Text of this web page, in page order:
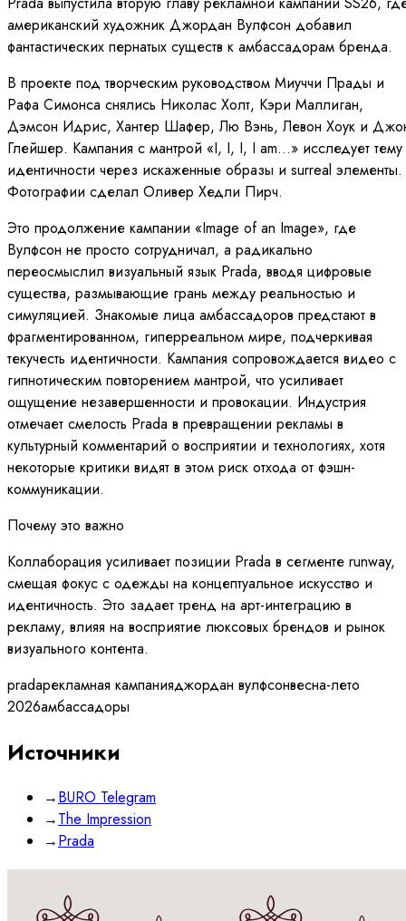
американский художник Джордан Вулфсон добавил
фантастических пернатых существ к амбассадорам бренда.
В проекте под творческим руководством Миуччи Прады и
Рафа Симонса снялись Николас Холт, Кэри Маллиган,
Дэмсон Идрис, Хантер Шафер, Лю Вэнь, Левон Хоук и
Глейшер. Кампания с мантрой «I, I, I, I am...» исследует тему
идентичности через искаженные образы и surreal элементы.
Фотографии сделал Оливер Хедли Пирч.
Это продолжение кампании «Image of an Image», где
Вулфсон не просто сотрудничал, а радикально
переосмыслил визуальный язык Prada, вводя цифровые
существа, размывающие грань между реальностью и
симуляцией. Знакомые лица амбассадоров предстают в
фрагментированном, гиперреальном мире, подчеркивая
текучесть идентичности. Кампания сопровождается видео с
гипнотическим повторением мантрой, что усиливает
ощущение незавершенности и провокации. Индустрия
отмечает смелость Prada в превращении рекламы в
культурный комментарий о восприятии и технологиях, хотя
некоторые критики видят в этом риск отхода от фэшн-
коммуникации.
Почему это важно
Коллаборация усиливает позиции Prada в сегменте runway,
смещая фокус с одежды на концептуальное искусство и
идентичность. Это задает тренд на арт-интеграцию в
рекламу, влияя на восприятие люксовых брендов и рынок
визуального контента.
pradaрекламная кампанияджордан вулфсонвесна-лето
2026амбассадоры
Источники
→BURO Telegram
→The Impression
→Prada